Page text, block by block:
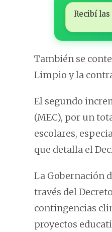
Recibí
También se
Limpio y la
El segundo
(MEC), por un
escolares,
que detalla el
La Gobernación
través del
contingencias
proyectos